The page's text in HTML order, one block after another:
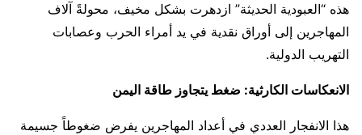
هذه “العبودية الحديثة” ازدهرت بشكل مخيف، محولةً آلاف
المهاجرين إلى أوراق نقدية في يد أمراء الحرب وعصابات
التهريب الدولية.
الانعكاسات الكارثية: ضغط يتجاوز طاقة اليمن
هذا الانفجار العددي في أعداد المهاجرين يفرض ضغوطاً جسيمة